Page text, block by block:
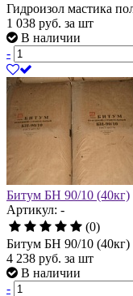
Гидроизол мастика
1 038 руб. за шт
В наличии
-
Битум БН 90/10 (40кг)
Артикул: -
(0)
Битум БН 90/10 (40кг)
4 238 руб. за шт
В наличии
-